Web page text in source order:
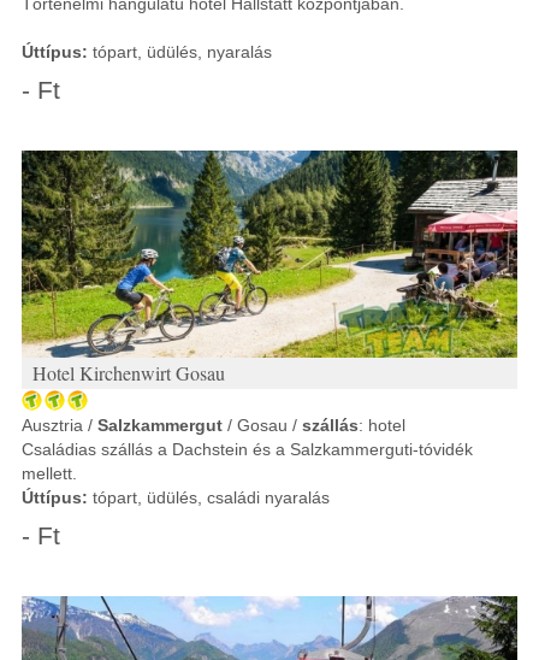
Úttípus: tópart, üdülés, nyaralás
- Ft
Hotel Kirchenwirt Gosau
Ausztria / Salzkammergut / Gosau / szállás: hotel
Családias szállás a Dachstein és a Salzkammerguti-tóvidék
mellett.
Úttípus: tópart, üdülés, családi nyaralás
- Ft